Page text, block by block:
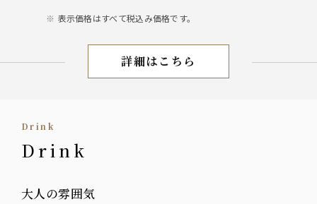
表示価格はすべて税込み価格です。
FOOD
詳細はこちら
Drink
Drink
大人の雰囲気